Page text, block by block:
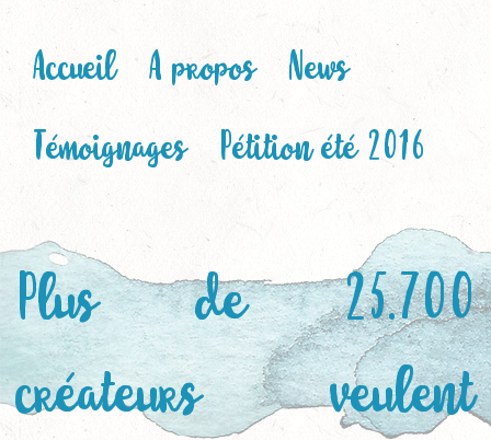
Accueil A propos
News
Témoignages
Pétition été 2016
Plus de 25.700
créateurs veulent